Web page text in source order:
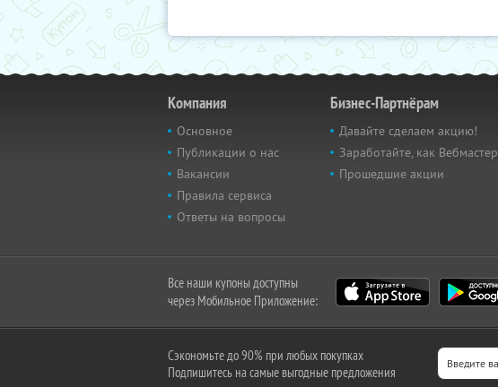
Компания
Основное
Публикации о нас
Вакансии
Правила сервиса
Ответы на вопросы
Бизнес-Партнёрам
Давайте сделаем акцию!
Заработайте, как Вебмастер
Прошедшие акции
Все наши купоны доступны
через Мобильное Приложение:
Сэкономьте до 90% при любых покупках
Подпишитесь на самые выгодные предложения